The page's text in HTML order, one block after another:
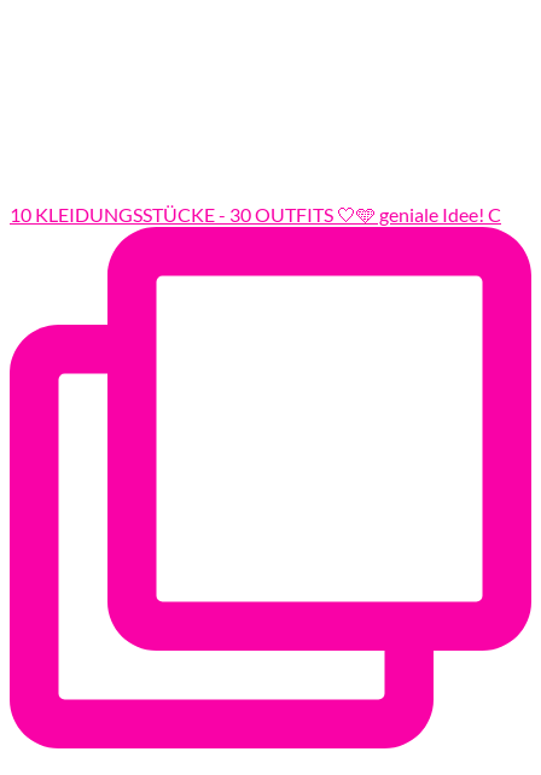
10 KLEIDUNGSSTÜCKE - 30 OUTFITS 🤍🩵 geniale Idee! C